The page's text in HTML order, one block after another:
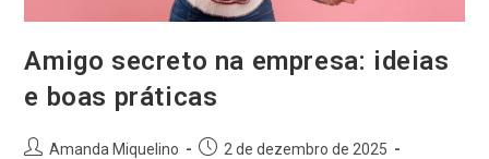
Amigo secreto na empresa: ideias
e boas práticas
Amanda Miquelino
2 de dezembro de 2025